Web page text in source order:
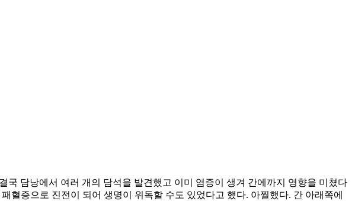
담낭에서 여러 개의 담석을 발견했고 이미 염증이 생겨 간에까지 영향을 미쳤다
혈증으로 진전이 되어 생명이 위독할 수도 있었다고 했다. 아찔했다. 간 아래쪽에